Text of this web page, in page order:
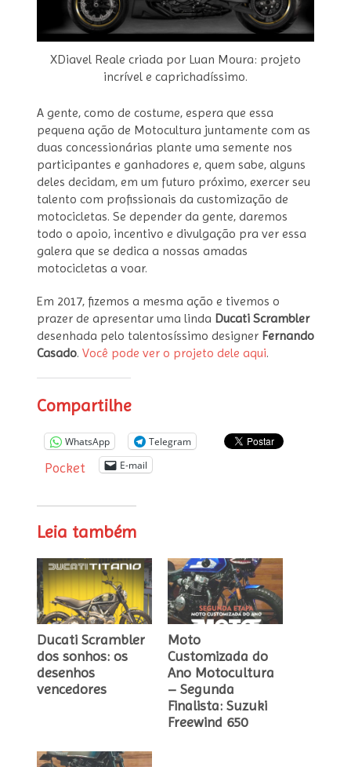
XDiavel Reale criada por Luan Moura: projeto
incrível e caprichadíssimo.
A gente, como de costume, espera que essa
pequena ação de Motocultura juntamente com as
duas concessionárias plante uma semente nos
participantes e ganhadores e, quem sabe, alguns
deles decidam, em um futuro próximo, exercer seu
talento com profissionais da customização de
motocicletas. Se depender da gente, daremos
todo o apoio, incentivo e divulgação pra ver essa
galera que se dedica a nossas amadas
motocicletas a voar.
Em 2017, fizemos a mesma ação e tivemos o
prazer de apresentar uma linda Ducati Scrambler
desenhada pelo talentosíssimo designer Fernando
Casado. Você pode ver o projeto dele aqui.
Compartilhe
WhatsApp Telegram
Pocket E-mail
Leia também
Ducati Scrambler
dos sonhos: os
desenhos
vencedores
Moto
Customizada do
Ano Motocultura
– Segunda
Finalista: Suzuki
Freewind 650